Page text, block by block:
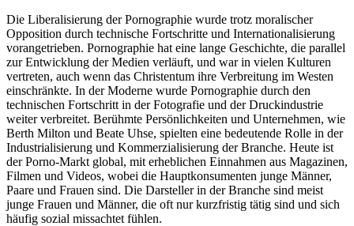
Die Liberalisierung der Pornographie wurde trotz moralischer
Opposition durch technische Fortschritte und Internationalisierung
vorangetrieben. Pornographie hat eine lange Geschichte, die parallel
zur Entwicklung der Medien verläuft, und war in vielen Kulturen
vertreten, auch wenn das Christentum ihre Verbreitung im Westen
einschränkte. In der Moderne wurde Pornographie durch den
technischen Fortschritt in der Fotografie und der Druckindustrie
weiter verbreitet. Berühmte Persönlichkeiten und Unternehmen, wie
Berth Milton und Beate Uhse, spielten eine bedeutende Rolle in der
Industrialisierung und Kommerzialisierung der Branche. Heute ist
der Porno-Markt global, mit erheblichen Einnahmen aus Magazinen,
Filmen und Videos, wobei die Hauptkonsumenten junge Männer,
Paare und Frauen sind. Die Darsteller in der Branche sind meist
junge Frauen und Männer, die oft nur kurzfristig tätig sind und sich
häufig sozial missachtet fühlen.